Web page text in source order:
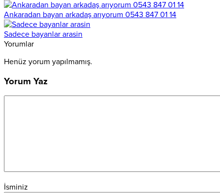
Ankaradan bayan arkadaş arıyorum 0543 847 01 14
Sadece bayanlar arasin
Yorumlar
Henüz yorum yapılmamış.
Yorum Yaz
İsminiz